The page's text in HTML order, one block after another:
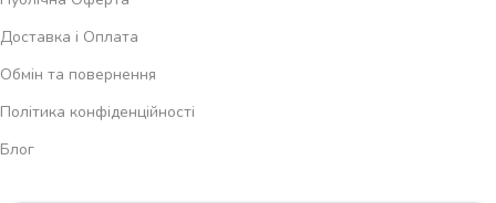
Доставка і Оплата
Обмін та повернення
Політика конфіденційності
Блог